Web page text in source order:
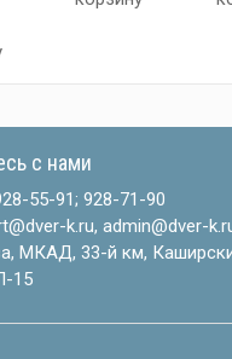
с нами
55-91; 928-71-90
k.ru, admin@dver-
МКАД, 33-й км,
15